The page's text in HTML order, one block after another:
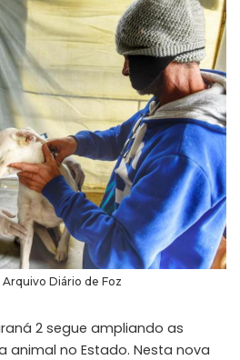
Arquivo Diário de Foz
2 segue ampliando as
animal no Estado. Nesta nova